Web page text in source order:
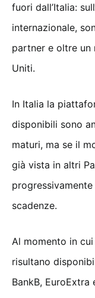
fuori dall’Italia:
internazionale,
partner e oltre un
Uniti.
In Italia la
disponibili sono
maturi, ma se il
già vista in altri
scadenze.
Al momento in
risultano
BankB,